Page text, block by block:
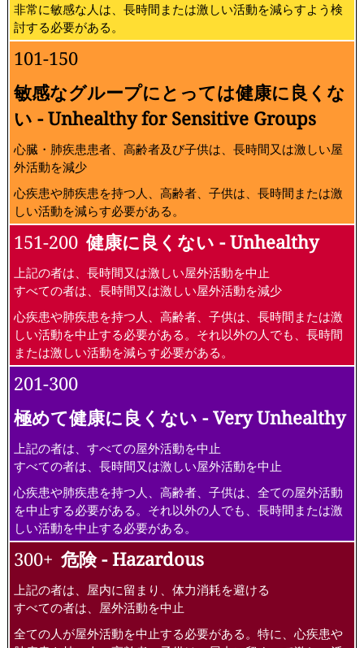
非常に敏感な人は、長時間または激しい活動を減らすよう検
討する必要がある。
101-150
敏感なグループにとっては健康に良くな
い - Unhealthy for Sensitive Groups
心臓・肺疾患患者、高齢者及び子供は、長時間又は激しい屋
外活動を減少
心疾患や肺疾患を持つ人、高齢者、子供は、長時間または激
しい活動を減らす必要がある。
151-200 健康に良くない - Unhealthy
上記の者は、長時間又は激しい屋外活動を中止
すべての者は、長時間又は激しい屋外活動を減少
心疾患や肺疾患を持つ人、高齢者、子供は、長時間または激
しい活動を中止する必要がある。それ以外の人でも、長時間
または激しい活動を減らす必要がある。
201-300
極めて健康に良くない - Very Unhealthy
上記の者は、すべての屋外活動を中止
すべての者は、長時間又は激しい屋外活動を中止
心疾患や肺疾患を持つ人、高齢者、子供は、全ての屋外活動
を中止する必要がある。それ以外の人でも、長時間または激
しい活動を中止する必要がある。
300+ 危険 - Hazardous
上記の者は、屋内に留まり、体力消耗を避ける
すべての者は、屋外活動を中止
全ての人が屋外活動を中止する必要がある。特に、心疾患や